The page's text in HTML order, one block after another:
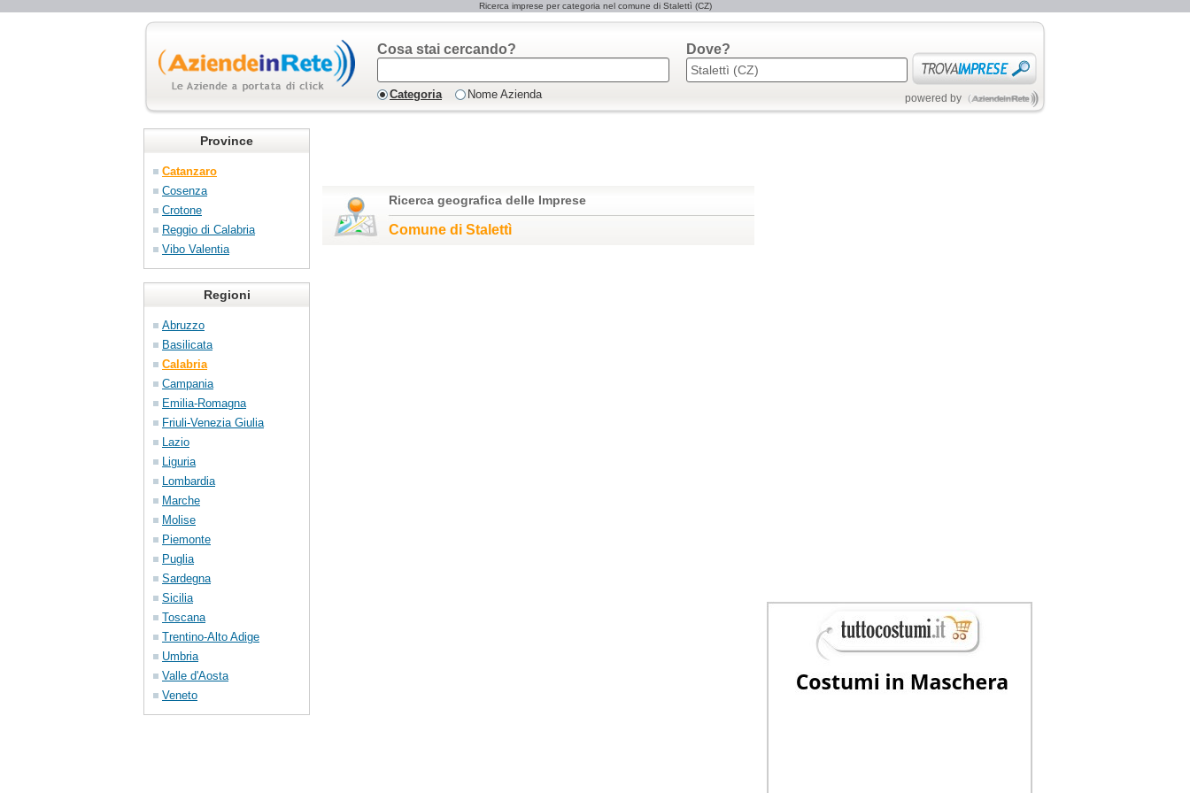
Ricerca imprese per categoria nel comune di Stalettì (CZ)
Cosa stai cercando?
Categoria Nome Azienda
Dove?
powered by
Province
Catanzaro
Cosenza
Crotone
Reggio di Calabria
Vibo Valentia
Regioni
Abruzzo
Basilicata
Calabria
Campania
Emilia-Romagna
Friuli-Venezia Giulia
Lazio
Liguria
Lombardia
Marche
Molise
Piemonte
Puglia
Sardegna
Sicilia
Toscana
Trentino-Alto Adige
Umbria
Valle d'Aosta
Veneto
Ricerca geografica delle Imprese
Comune di Stalettì